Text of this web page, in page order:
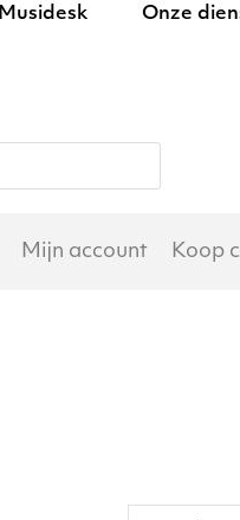
Musidesk Onze
Mijn account Koop